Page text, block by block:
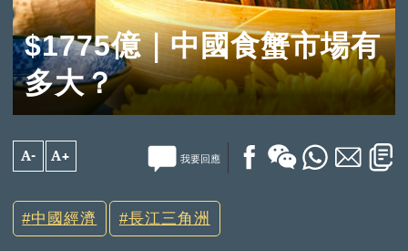
$1775億｜中國食蟹市場有
多大？
A- A+ 我要回應
中國經濟 長江三角洲